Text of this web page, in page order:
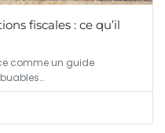
fiscales : ce qu’il
comme un guide